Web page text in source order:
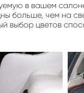
в вашем
больше, чем на
выбор цветов